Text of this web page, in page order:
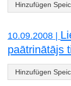
Hinzufügen
10.09.2008 |
paātrinātājs
Hinzufügen